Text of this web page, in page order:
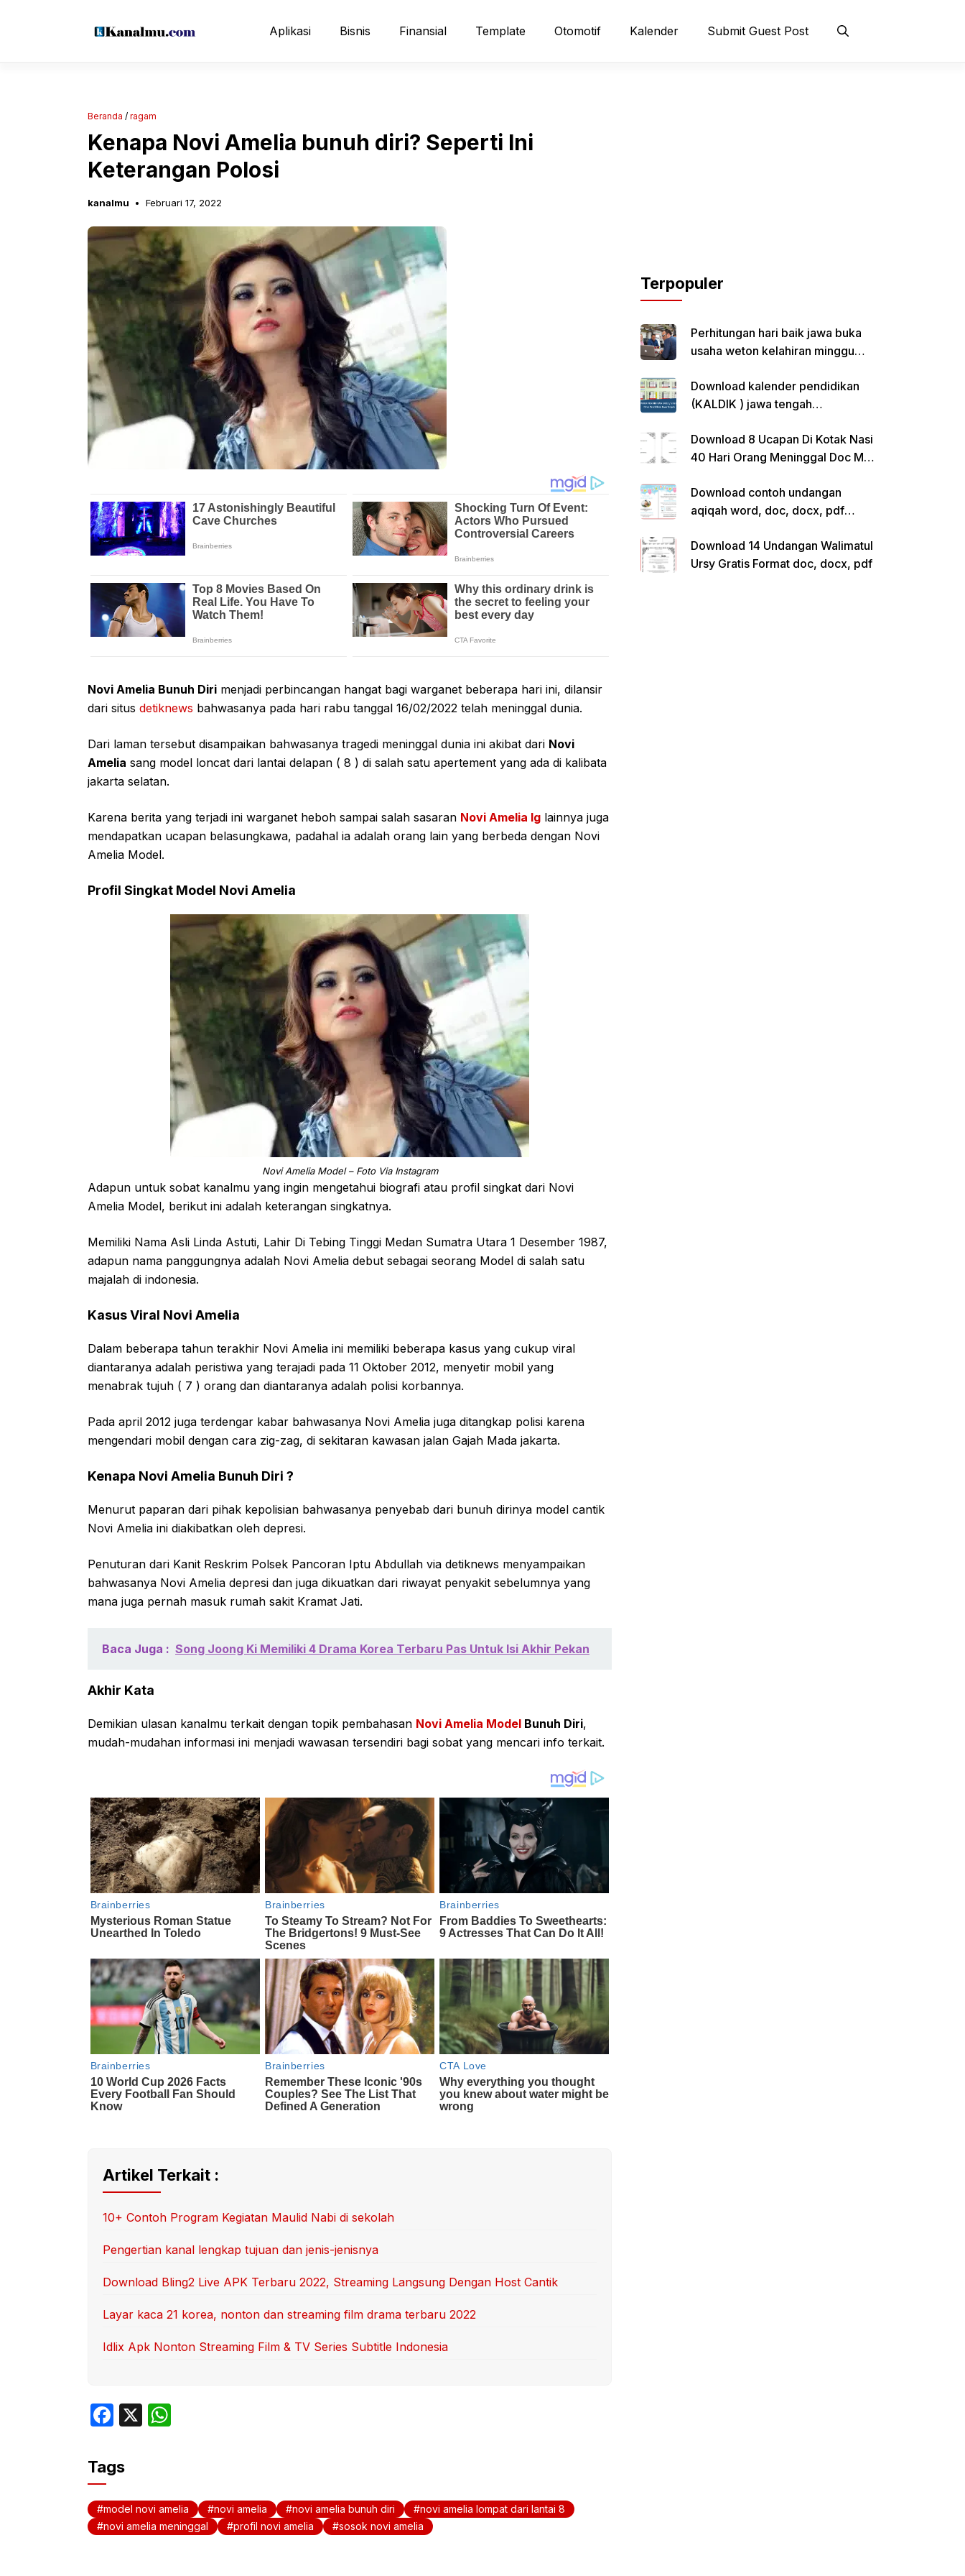
Aplikasi Bisnis Finansial Template Otomotif Kalender Submit Guest Post
Beranda / ragam
Kenapa Novi Amelia bunuh diri? Seperti Ini
Keterangan Polosi
kanalmu Februari 17, 2022
Novi Amelia Bunuh Diri menjadi perbincangan hangat bagi warganet beberapa hari ini, dilansir
dari situs detiknews bahwasanya pada hari rabu tanggal 16/02/2022 telah meninggal dunia.
Dari laman tersebut disampaikan bahwasanya tragedi meninggal dunia ini akibat dari Novi
Amelia sang model loncat dari lantai delapan ( 8 ) di salah satu apertement yang ada di kalibata
jakarta selatan.
Karena berita yang terjadi ini warganet heboh sampai salah sasaran Novi Amelia Ig lainnya juga
mendapatkan ucapan belasungkawa, padahal ia adalah orang lain yang berbeda dengan Novi
Amelia Model.
Profil Singkat Model Novi Amelia
Novi Amelia Model – Foto Via Instagram
Adapun untuk sobat kanalmu yang ingin mengetahui biografi atau profil singkat dari Novi
Amelia Model, berikut ini adalah keterangan singkatnya.
Memiliki Nama Asli Linda Astuti, Lahir Di Tebing Tinggi Medan Sumatra Utara 1 Desember 1987,
adapun nama panggungnya adalah Novi Amelia debut sebagai seorang Model di salah satu
majalah di indonesia.
Kasus Viral Novi Amelia
Dalam beberapa tahun terakhir Novi Amelia ini memiliki beberapa kasus yang cukup viral
diantaranya adalah peristiwa yang terajadi pada 11 Oktober 2012, menyetir mobil yang
menabrak tujuh ( 7 ) orang dan diantaranya adalah polisi korbannya.
Pada april 2012 juga terdengar kabar bahwasanya Novi Amelia juga ditangkap polisi karena
mengendari mobil dengan cara zig-zag, di sekitaran kawasan jalan Gajah Mada jakarta.
Kenapa Novi Amelia Bunuh Diri ?
Menurut paparan dari pihak kepolisian bahwasanya penyebab dari bunuh dirinya model cantik
Novi Amelia ini diakibatkan oleh depresi.
Penuturan dari Kanit Reskrim Polsek Pancoran Iptu Abdullah via detiknews menyampaikan
bahwasanya Novi Amelia depresi dan juga dikuatkan dari riwayat penyakit sebelumnya yang
mana juga pernah masuk rumah sakit Kramat Jati.
Baca Juga : Song Joong Ki Memiliki 4 Drama Korea Terbaru Pas Untuk Isi Akhir Pekan
Akhir Kata
Demikian ulasan kanalmu terkait dengan topik pembahasan Novi Amelia Model Bunuh Diri,
mudah-mudahan informasi ini menjadi wawasan tersendiri bagi sobat yang mencari info terkait.
Artikel Terkait :
10+ Contoh Program Kegiatan Maulid Nabi di sekolah
Pengertian kanal lengkap tujuan dan jenis-jenisnya
Download Bling2 Live APK Terbaru 2022, Streaming Langsung Dengan Host Cantik
Layar kaca 21 korea, nonton dan streaming film drama terbaru 2022
Idlix Apk Nonton Streaming Film & TV Series Subtitle Indonesia
F
c
e
b
o
X
A
p
Tags
model novi amelia novi amelia novi amelia bunuh diri
novi amelia lompat dari lantai 8
novi amelia meninggal
profil novi amelia sosok novi amelia
Terpopuler
Perhitungan hari baik jawa buka
usaha weton kelahiran minggu
Download kalender pendidikan
(KALDIK ) jawa tengah
Download 8 Ucapan Di Kotak Nasi
40 Hari Orang Meninggal Doc Ms.
Download contoh undangan
aqiqah word, doc, docx, pdf
Download 14 Undangan Walimatul
Ursy Gratis Format doc, docx, pdf